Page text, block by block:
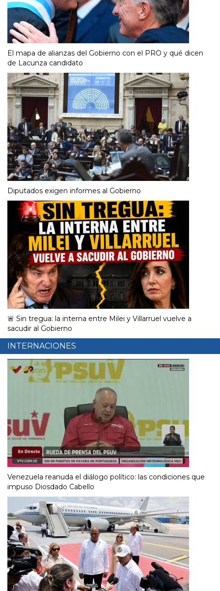
El mapa de alianzas del Gobierno con el PRO y qué dicen
de Lacunza candidato
Diputados exigen informes al Gobierno
🚨 Sin tregua: la interna entre Milei y Villarruel vuelve a
sacudir al Gobierno
INTERNACIONES
Venezuela reanuda el diálogo político: las condiciones que
impuso Diosdado Cabello